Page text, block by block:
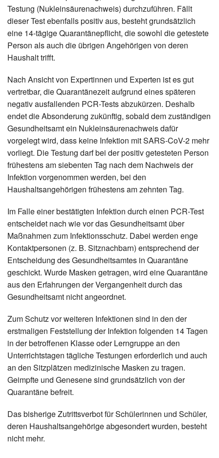
Testung (Nukleinsäurenachweis) durchzuführen. Fällt
dieser Test ebenfalls positiv aus, besteht grundsätzlich
eine 14-tägige Quarantänepflicht, die sowohl die getestete
Person als auch die übrigen Angehörigen von deren
Haushalt trifft.
Nach Ansicht von Expertinnen und Experten ist es gut
vertretbar, die Quarantänezeit aufgrund eines späteren
negativ ausfallenden PCR-Tests abzukürzen. Deshalb
endet die Absonderung zukünftig, sobald dem zuständigen
Gesundheitsamt ein Nukleinsäurenachweis dafür
vorgelegt wird, dass keine Infektion mit SARS-CoV-2 mehr
vorliegt. Die Testung darf bei der positiv getesteten Person
frühestens am siebenten Tag nach dem Nachweis der
Infektion vorgenommen werden, bei den
Haushaltsangehörigen frühestens am zehnten Tag.
Im Falle einer bestätigten Infektion durch einen PCR-Test
entscheidet nach wie vor das Gesundheitsamt über
Maßnahmen zum Infektionsschutz. Dabei werden enge
Kontaktpersonen (z. B. Sitznachbarn) entsprechend der
Entscheidung des Gesundheitsamtes in Quarantäne
geschickt. Wurde Masken getragen, wird eine Quarantäne
aus den Erfahrungen der Vergangenheit durch das
Gesundheitsamt nicht angeordnet.
Zum Schutz vor weiteren Infektionen sind in den der
erstmaligen Feststellung der Infektion folgenden 14 Tagen
in der betroffenen Klasse oder Lerngruppe an den
Unterrichtstagen tägliche Testungen erforderlich und auch
an den Sitzplätzen medizinische Masken zu tragen.
Geimpfte und Genesene sind grundsätzlich von der
Quarantäne befreit.
Das bisherige Zutrittsverbot für Schülerinnen und Schüler,
deren Haushaltsangehörige abgesondert wurden, besteht
nicht mehr.